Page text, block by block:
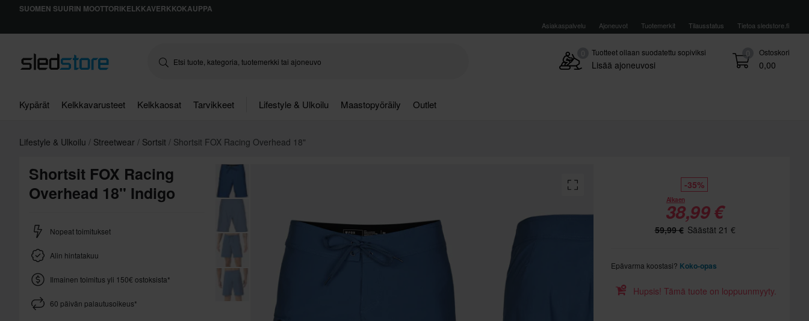
SUOMEN SUURIN MOOTTORIKELKKAVERKKOKAUPPA
Asiakaspalvelu Ajoneuvot Tuotemerkit Tilausstatus Tietoa sledstore.fi
0 Ostoskori
0,00
Tuotteet ollaan suodatettu sopiviksi
Lisää ajoneuvosi
Kypärät Kelkkavarusteet Kelkkaosat Tarvikkeet Lifestyle & Ulkoilu Maastopyöräily Outlet
Lifestyle & Ulkoilu Streetwear Sortsit Shortsit FOX Racing Overhead 18"
Shortsit FOX Racing
Overhead 18" Indigo
Nopeat toimitukset
Alin hintatakuu
Ilmainen toimitus yli 150€ ostoksista*
60 päivän palautusoikeus*
-35%
Alkaen
38,99 €
59,99 € Säästät 21 €
Epävarma koostasi? Koko-opas
Hupsis! Tämä tuote on loppuunmyyty.